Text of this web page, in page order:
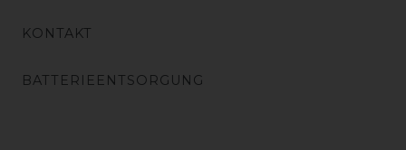
KONTAKT
BATTERIEENTSORGUNG